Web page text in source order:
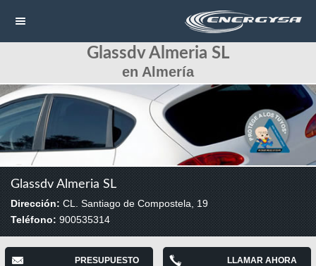
HOME
CONTACTAR
LLAMAR
Glassdv Almeria SL
en Almería
Glassdv Almeria SL
Dirección: CL. Santiago de Compostela, 19
Teléfono:900535314
PRESUPUESTO LLAMAR AHORA